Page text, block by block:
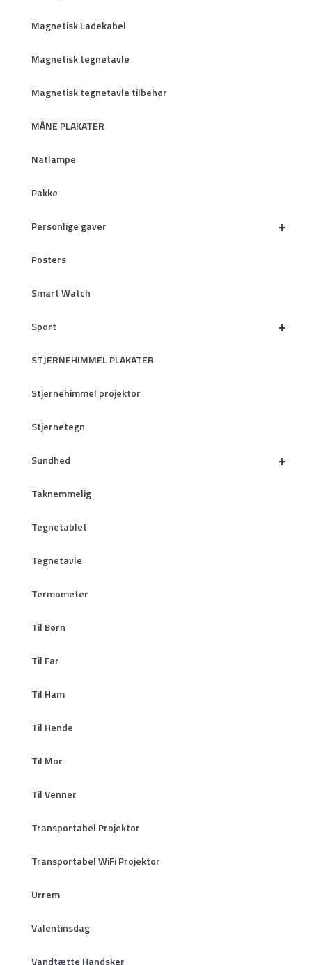
Magnetisk Ladekabel
Magnetisk tegnetavle
Magnetisk tegnetavle tilbehør
MÅNE PLAKATER
Natlampe
Pakke
+
Personlige gaver
Posters
Smart Watch
+
Sport
STJERNEHIMMEL PLAKATER
Stjernehimmel projektor
Stjernetegn
+
Sundhed
Taknemmelig
Tegnetablet
Tegnetavle
Termometer
Til Børn
Til Far
Til Ham
Til Hende
Til Mor
Til Venner
Transportabel Projektor
Transportabel WiFi Projektor
Urrem
Valentinsdag
Vandtætte Handsker